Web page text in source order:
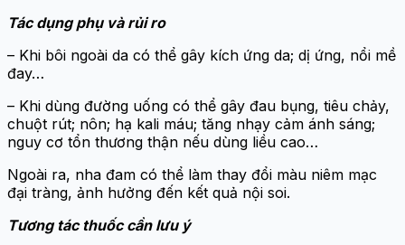
Tác dụng phụ và rủi ro
– Khi bôi ngoài da có thể gây kích ứng da; dị ứng, nổi mề
đay…
– Khi dùng đường uống có thể gây đau bụng, tiêu chảy,
chuột rút; nôn; hạ kali máu; tăng nhạy cảm ánh sáng;
nguy cơ tổn thương thận nếu dùng liều cao…
Ngoài ra, nha đam có thể làm thay đổi màu niêm mạc
đại tràng, ảnh hưởng đến kết quả nội soi.
Tương tác thuốc cần lưu ý